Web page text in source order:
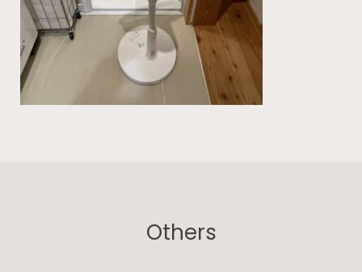
Others